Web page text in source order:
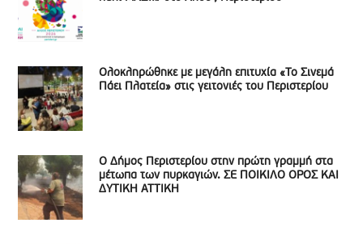
Ολοκληρώθηκε με μεγάλη επιτυχία «Το Σινεμά
Πάει Πλατεία» στις γειτονιές του Περιστερίου
Ο Δήμος Περιστερίου στην πρώτη γραμμή στα
μέτωπα των πυρκαγιών. ΣΕ ΠΟΙΚΙΛΟ ΟΡΟΣ ΚΑΙ
ΔΥΤΙΚΗ ΑΤΤΙΚΗ